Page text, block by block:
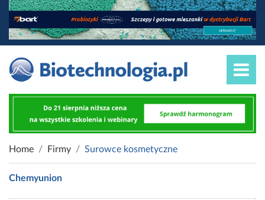
Home Firmy Surowce kosmetyczne
Chemyunion